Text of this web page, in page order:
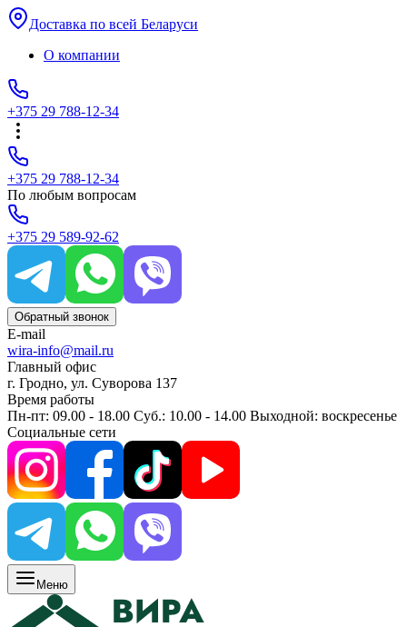
Доставка по всей Беларуси
О компании
+375 29 788-12-34
+375 29 788-12-34
По любым вопросам
+375 29 589-92-62
Обратный звонок
E-mail
wira-info@mail.ru
Главный офис
г. Гродно, ул. Суворова 137
Время работы
Пн-пт: 09.00 - 18.00 Суб.: 10.00 - 14.00 Выходной: воскресенье
Социальные сети
Меню